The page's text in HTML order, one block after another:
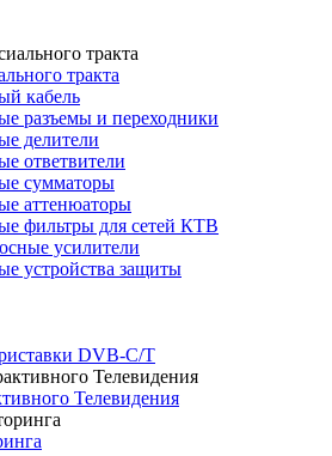
тракта
кабель
разъемы и переходники
делители
ответвители
сумматоры
аттенюаторы
фильтры для сетей КТВ
усилители
устройства защиты
DVB-C/T
Телевидения